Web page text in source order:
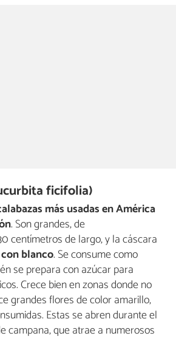
ficifolia)
más usadas en América
. Son grandes, de
centímetros de largo, y la cáscara
blanco. Se consume como
se prepara con azúcar para
Crece bien en zonas donde no
grandes flores de color amarillo,
Estas se abren durante el
campana, que atrae a numerosos